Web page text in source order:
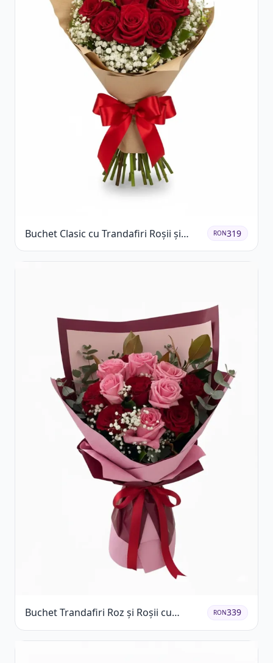
Buchet Clasic cu Trandafiri Roșii și
Gypsophila
RON319
Buchet Trandafiri Roz și Roșii cu
Eucalipt și Gypsophila
RON339